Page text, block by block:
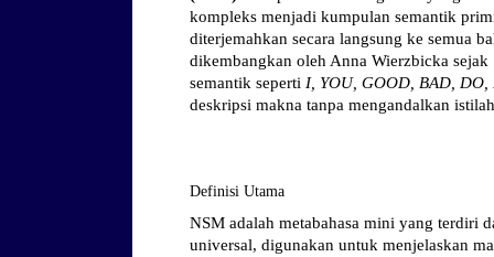
kompleks menjadi kumpulan semantik
diterjemahkan secara langsung ke semua
dikembangkan oleh Anna Wierzbicka
semantik seperti I, YOU, GOOD, BAD, DO,
deskripsi makna tanpa mengandalkan
Definisi Utama
NSM adalah metabahasa mini yang terdiri
universal, digunakan untuk menjelaskan